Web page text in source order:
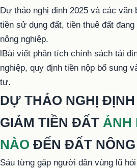
Dự thảo nghị định 2025 và các văn
tiền sử dụng đất, tiền thuê đất
nông nghiệp.
lBài viết phân tích chính sách tái
nghiệp, quy định tiền nộp bổ sung
tư.
DỰ THẢO NGHỊ ĐỊNH
GIẢM TIỀN ĐẤT ẢNH
NÀO ĐẾN ĐẤT
Sáu từng gặp người dân vùng lũ